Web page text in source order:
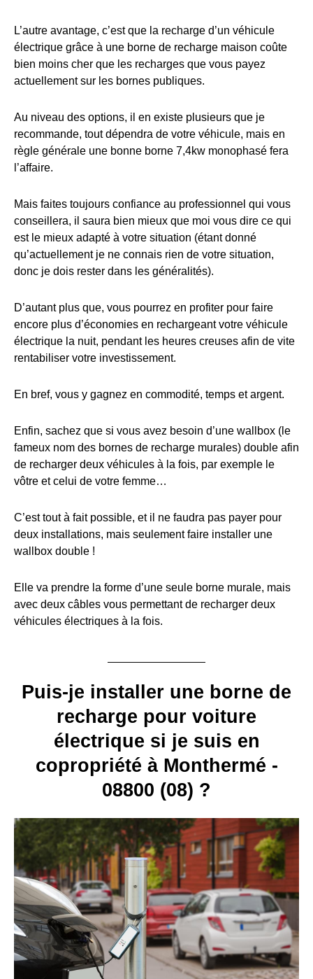
L’autre avantage, c’est que la recharge d’un véhicule
électrique grâce à une borne de recharge maison coûte
bien moins cher que les recharges que vous payez
actuellement sur les bornes publiques.
Au niveau des options, il en existe plusieurs que je
recommande, tout dépendra de votre véhicule, mais en
règle générale une bonne borne 7,4kw monophasé fera
l’affaire.
Mais faites toujours confiance au professionnel qui vous
conseillera, il saura bien mieux que moi vous dire ce qui
est le mieux adapté à votre situation (étant donné
qu’actuellement je ne connais rien de votre situation,
donc je dois rester dans les généralités).
D’autant plus que, vous pourrez en profiter pour faire
encore plus d’économies en rechargeant votre véhicule
électrique la nuit, pendant les heures creuses afin de vite
rentabiliser votre investissement.
En bref, vous y gagnez en commodité, temps et argent.
Enfin, sachez que si vous avez besoin d’une wallbox (le
fameux nom des bornes de recharge murales) double afin
de recharger deux véhicules à la fois, par exemple le
vôtre et celui de votre femme…
C’est tout à fait possible, et il ne faudra pas payer pour
deux installations, mais seulement faire installer une
wallbox double !
Elle va prendre la forme d’une seule borne murale, mais
avec deux câbles vous permettant de recharger deux
véhicules électriques à la fois.
Puis-je installer une borne de
recharge pour voiture
électrique si je suis en
copropriété à Monthermé -
08800 (08) ?